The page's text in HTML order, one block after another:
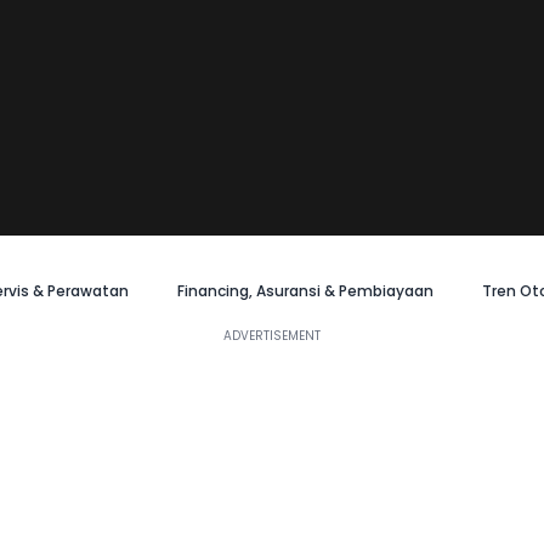
& Perawatan Financing, Asuransi & Pembiayaan Tren